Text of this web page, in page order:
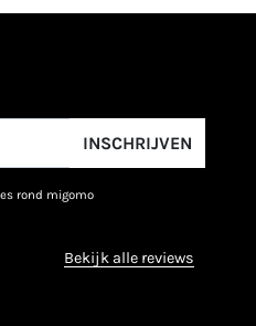
INSCHRIJVEN
rond migomo
bekijk alle reviews